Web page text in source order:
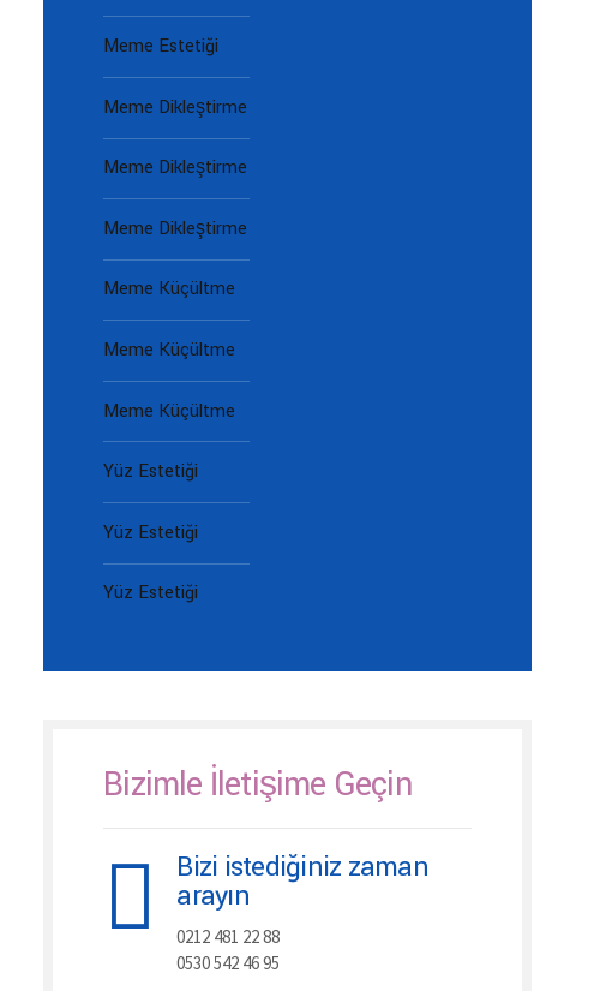
Meme Estetiği
Meme Dikleştirme
Meme Dikleştirme
Meme Dikleştirme
Meme Küçültme
Meme Küçültme
Meme Küçültme
Yüz Estetiği
Yüz Estetiği
Yüz Estetiği
Bizimle İletişime Geçin
Bizi istediğiniz zaman
arayın
0212 481 22 88
0530 542 46 95